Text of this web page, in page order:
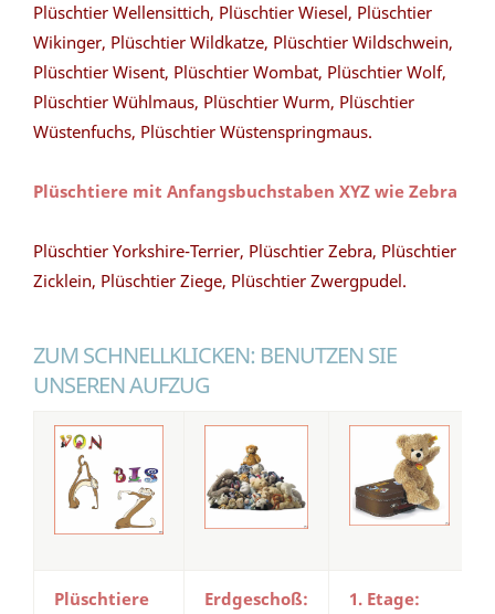
Plüschtier Wellensittich, Plüschtier Wiesel, Plüschtier
Wikinger, Plüschtier Wildkatze, Plüschtier Wildschwein,
Plüschtier Wisent, Plüschtier Wombat, Plüschtier Wolf,
Plüschtier Wühlmaus, Plüschtier Wurm, Plüschtier
Wüstenfuchs, Plüschtier Wüstenspringmaus.
Plüschtiere mit Anfangsbuchstaben XYZ wie Zebra
Plüschtier Yorkshire-Terrier, Plüschtier Zebra, Plüschtier
Zicklein, Plüschtier Ziege, Plüschtier Zwergpudel.
ZUM SCHNELLKLICKEN: BENUTZEN SIE
UNSEREN AUFZUG
Plüschtiere
Erdgeschoß:
1. Etage: